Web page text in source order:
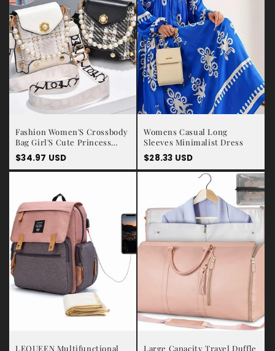
Fashion Women'S Crossbody
Bag Girl'S Cute Princess
Wallet Classic Shoulder Bag
Summer Pearl Chain Phone
Bag
Prix
habituel
$34.97 USD
Womens Casual Long
Sleeves Minimalist Dress
Prix
habituel
$28.33 USD
LEQUEEN Multifunctional
Large Capacity Travel Duffle